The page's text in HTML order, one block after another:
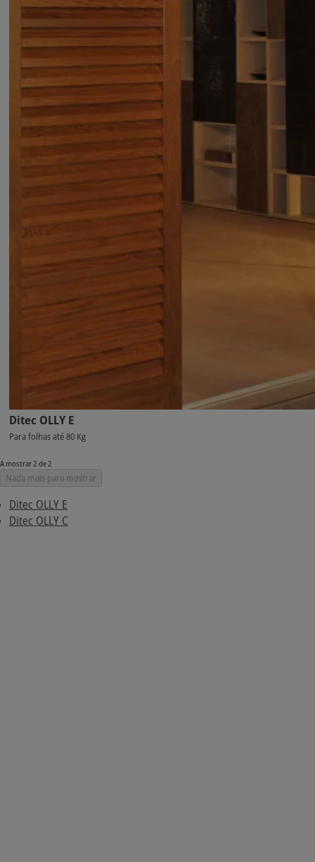
Ditec OLLY E
Para folhas até 80 Kg
A mostrar 2 de 2
Nada mais para mostrar
Ditec OLLY E
Ditec OLLY C